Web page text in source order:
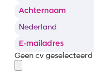
Geen cv geselecteerd